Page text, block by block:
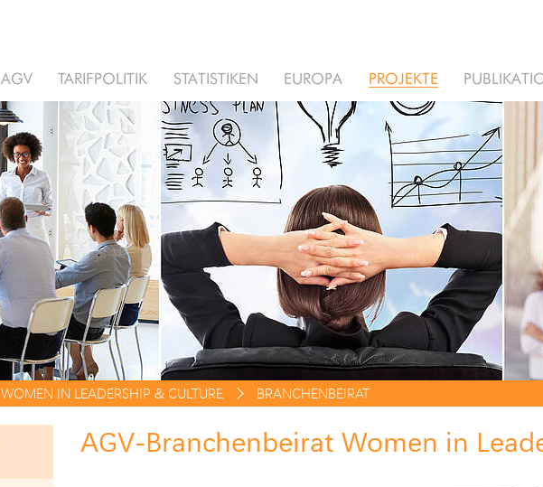
AGV TARIFPOLITIK STATISTIKEN EUROPA PROJEKTE
WOMEN IN LEADERSHIP & CULTURE BRANCHENBEIRAT
AGV-Branchenbeirat Women in